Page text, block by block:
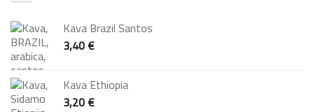
Kava Brazil Santos
3,40€
Kava Ethiopia
3,20€